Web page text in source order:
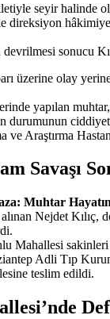
seyir halinde
direksiyon
sonucu
üzerine olay
yapılan
durumunun
ve Araştırma
Savaşı
Muhtar
Nejdet Kılıç,
Mahallesi
Adli Tıp
teslim edildi.